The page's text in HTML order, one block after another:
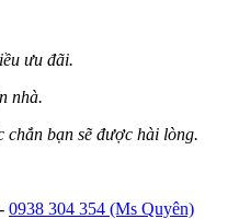
ưu đãi.
nhà.
chắn bạn sẽ được hài lòng.
- 0938 304 354 (Ms Quyên)